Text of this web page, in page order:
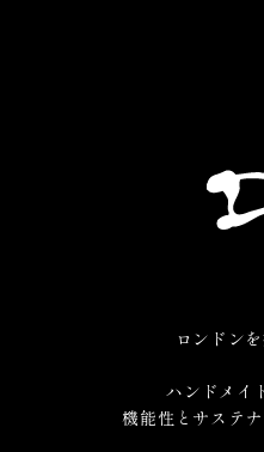
ロンドン
ハンドメイ
機能性とサステ